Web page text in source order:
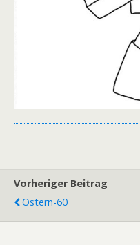
Vorheriger Beitrag
Ostern-60